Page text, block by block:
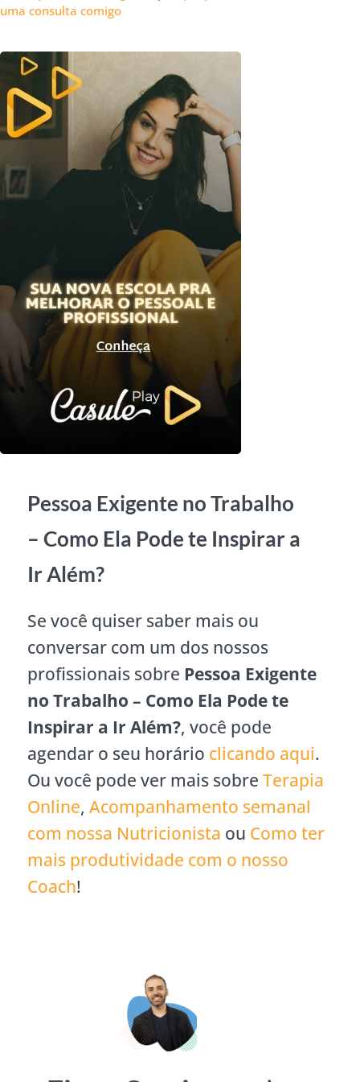
uma consulta comigo
Pessoa Exigente no Trabalho
– Como Ela Pode te Inspirar a
Ir Além?
Se você quiser saber mais ou
conversar com um dos nossos
profissionais sobre Pessoa Exigente
no Trabalho – Como Ela Pode te
Inspirar a Ir Além?, você pode
agendar o seu horário clicando aqui.
Ou você pode ver mais sobre Terapia
Online, Acompanhamento semanal
com nossa Nutricionista ou Como ter
mais produtividade com o nosso
Coach!